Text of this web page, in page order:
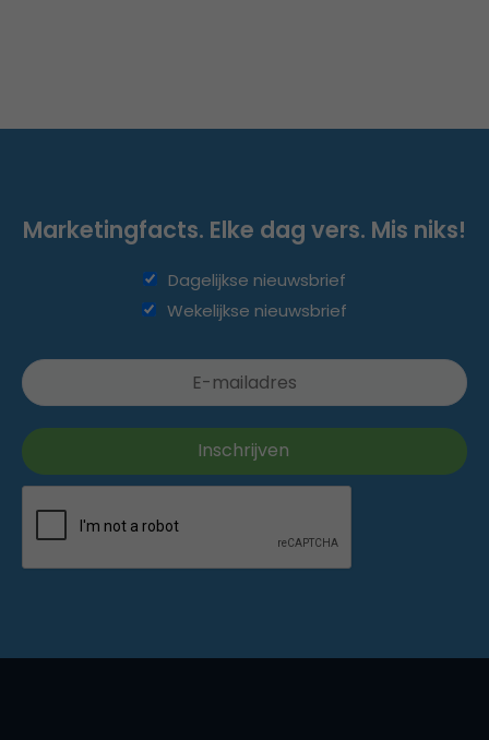
Marketingfacts. Elke dag vers. Mis niks!
Dagelijkse nieuwsbrief
Wekelijkse nieuwsbrief